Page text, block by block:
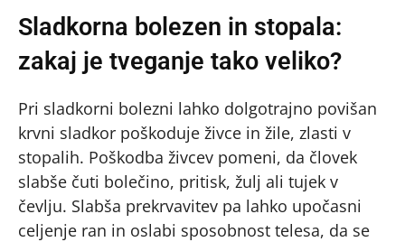
Sladkorna bolezen in stopala:
zakaj je tveganje tako veliko?
Pri sladkorni bolezni lahko dolgotrajno povišan
krvni sladkor poškoduje živce in žile, zlasti v
stopalih. Poškodba živcev pomeni, da človek
slabše čuti bolečino, pritisk, žulj ali tujek v
čevlju. Slabša prekrvavitev pa lahko upočasni
celjenje ran in oslabi sposobnost telesa, da se